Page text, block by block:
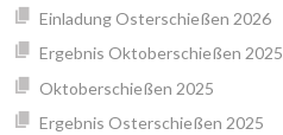
Einladung Osterschießen 2026
Ergebnis Oktoberschießen 2025
Oktoberschießen 2025
Ergebnis Osterschießen 2025